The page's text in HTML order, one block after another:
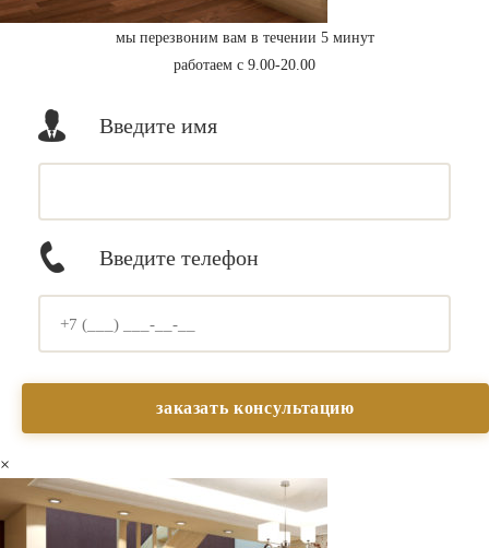
мы перезвоним вам в течении 5 минут
работаем с 9.00-20.00
Введите имя
Введите телефон
×